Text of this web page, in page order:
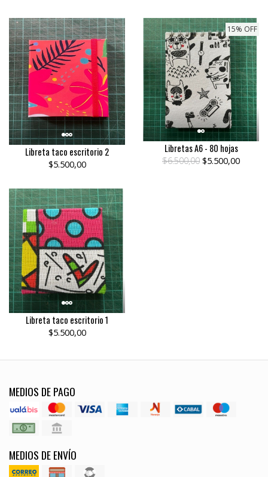
Libreta taco escritorio 2
$5.500,00
15% OFF
Libretas A6 - 80 hojas
$6.500,00 $5.500,00
Libreta taco escritorio 1
$5.500,00
MEDIOS DE PAGO
MEDIOS DE ENVÍO